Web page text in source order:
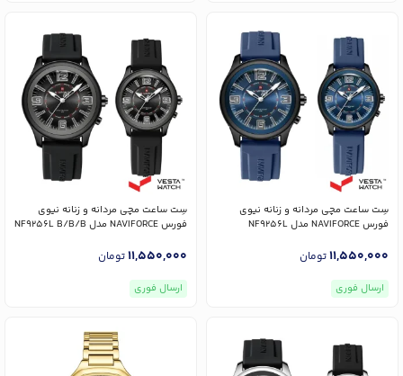
سِت ساعت مچی مردانه و زنانه نیوی
فورس NAVIFORCE مدل NF9256L
11,550,000تومان
ارسال فوری
سِت ساعت مچی مردانه و زنانه نیوی
فورس NAVIFORCE مدل NF9256L B/B/B
11,550,000تومان
ارسال فوری